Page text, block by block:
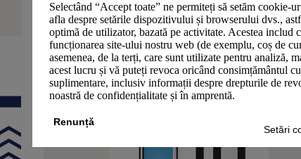
Selectând “Accept toate” ne permiteți să setăm cookie-
afla despre setările dispozitivului și browserului dvs.,
optimă de utilizator, bazată pe activitate. Acestea includ
funcționarea site-ului nostru web (de exemplu, coș de
asemenea, de la terți, care sunt utilizate pentru analiză,
acest lucru și vă puteți revoca oricând consimțământul
suplimentare, inclusiv informații despre drepturile de
noastră de confidențialitate și în amprentă.
Setări
Renunță